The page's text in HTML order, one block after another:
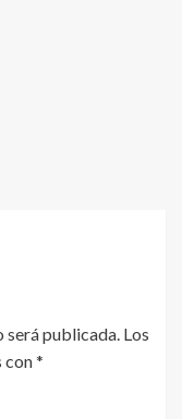
será publicada. Los
con*